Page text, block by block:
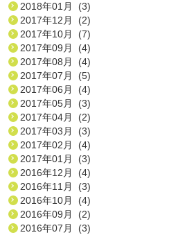
2018年01月 (3)
2017年12月 (2)
2017年10月 (7)
2017年09月 (4)
2017年08月 (4)
2017年07月 (5)
2017年06月 (4)
2017年05月 (3)
2017年04月 (2)
2017年03月 (3)
2017年02月 (4)
2017年01月 (3)
2016年12月 (4)
2016年11月 (3)
2016年10月 (4)
2016年09月 (2)
2016年07月 (3)